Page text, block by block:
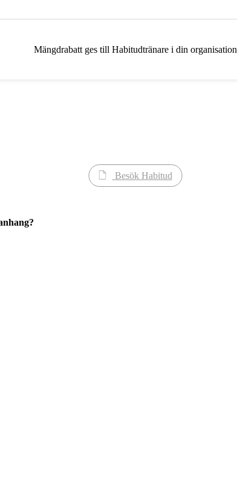
Mängdrabatt ges till Habitudtränare i din organisation
Besök Habitud